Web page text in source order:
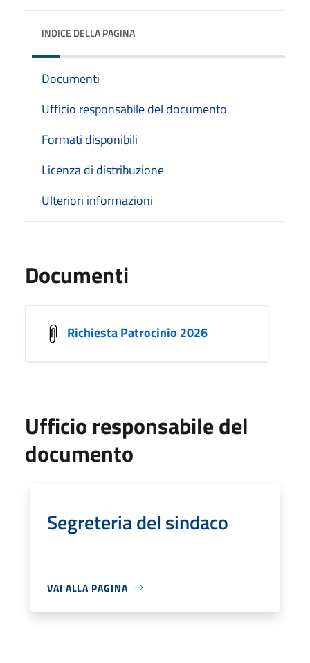
INDICE DELLA PAGINA
Documenti
Ufficio responsabile del documento
Formati disponibili
Licenza di distribuzione
Ulteriori informazioni
Documenti
Richiesta Patrocinio 2026
Ufficio responsabile del
documento
Segreteria del sindaco
VAI ALLA PAGINA